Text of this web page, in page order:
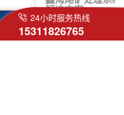
解决方案
24小时服务热线
15311826765